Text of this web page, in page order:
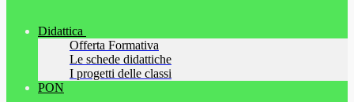
Didattica
Offerta Formativa
Le schede didattiche
I progetti delle classi
PON